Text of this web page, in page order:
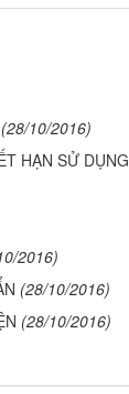
(28/10/2016)
HẠN SỬ DỤNG
2016)
(28/10/2016)
(28/10/2016)